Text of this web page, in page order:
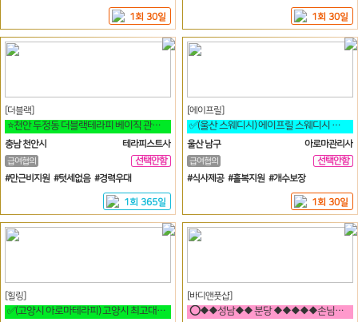
1회 30일 1회 30일
[더블랙]
⭐천안 두정동 더블랙테라피 베이직 관리사님 구합니다!!!⭐
충남 천안시
테라피스트사
급여협의
선택안함
#만근비지원 #텃세없음 #경력우대
1회 365일
[에이프릴]
✅(울산 스웨디시) 에이프릴 스웨디시 공쥬님모집✅
울산 남구
아로마관리사
급여협의
선택안함
#식사제공 #홀복지원 #개수보장
1회 30일
[힐링]
✅(고양시 아로마테라피) 고양시 최고대우 마사지구인❗행신역 2분거리 ✅
[바디앤풋샵]
⭕◆◆성남◆◆ 분당 ◆◆◆◆◆손님넘침◆ 페이보장⭕